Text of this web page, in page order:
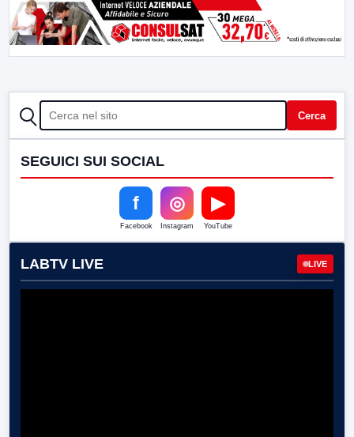
CERCA Cerca
SEGUICI SUI SOCIAL
f
Facebook
◎
Instagram
▶
YouTube
LABTV LIVE LIVE